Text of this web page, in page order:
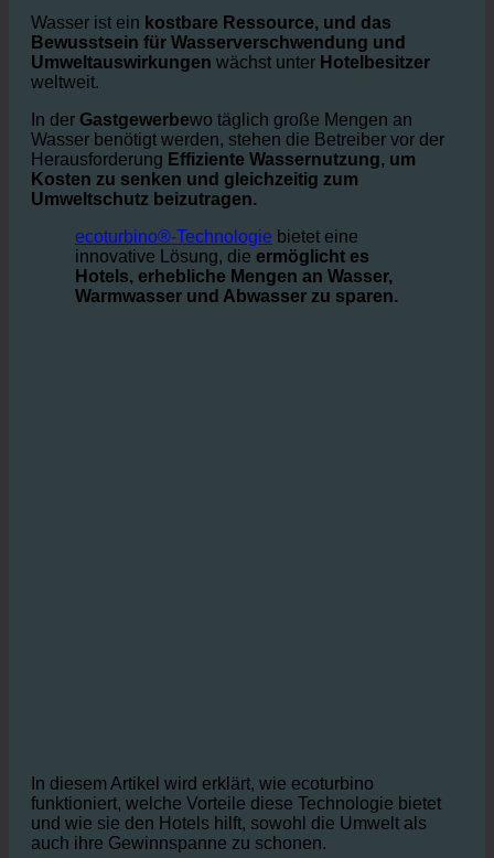
Österreich?
Wasser ist einkostbare Ressource, und das
Bewusstsein für Wasserverschwendung und
weltweit.
In derGastgewerbewo täglich große Mengen an
Wasser benötigt werden, stehen die Betreiber vor der
HerausforderungEffiziente Wassernutzung, um
Umweltschutz beizutragen.
ecoturbino®-Technologiebietet eine
innovative Lösung, dieermöglicht es
In diesem Artikel wird erklärt, wie ecoturbino
funktioniert, welche Vorteile diese Technologie bietet